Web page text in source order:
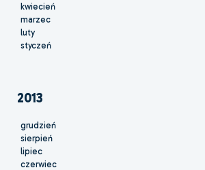
kwiecień
marzec
luty
styczeń
2013
grudzień
sierpień
lipiec
czerwiec